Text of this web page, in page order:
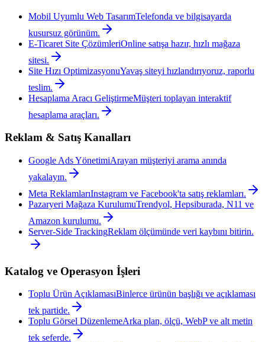
Mobil Uyumlu Web TasarımTelefonda ve bilgisayarda
kusursuz görünüm.
E-Ticaret Site ÇözümleriOnline satışa hazır, hızlı mağaza
sitesi.
Site Hızı OptimizasyonuYavaş siteyi hızlandırıyoruz, raporlu
teslim.
Hesaplama Aracı GeliştirmeMüşteri toplayan interaktif
hesaplama araçları.
Reklam & Satış Kanalları
Google Ads YönetimiArayan müşteriyi arama anında
yakalayın.
Meta ReklamlarıInstagram ve Facebook'ta satış reklamları.
Pazaryeri Mağaza KurulumuTrendyol, Hepsiburada, N11 ve
Amazon kurulumu.
Server-Side TrackingReklam ölçümünde veri kaybını bitirin.
Katalog ve Operasyon İşleri
Toplu Ürün AçıklamasıBinlerce ürünün başlığı ve açıklaması
tek partide.
Toplu Görsel DüzenlemeArka plan, ölçü, WebP ve alt metin
tek seferde.